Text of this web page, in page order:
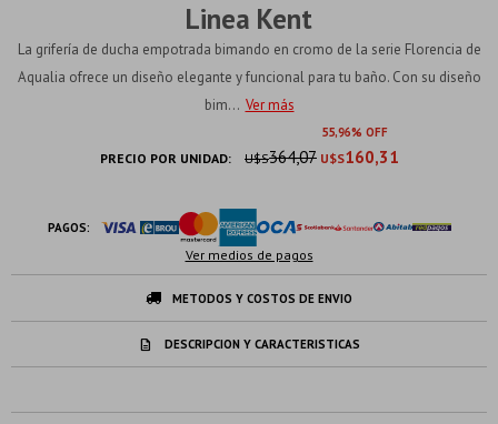
Linea Kent
La grifería de ducha empotrada bimando en cromo de la serie Florencia de
Aqualia ofrece un diseño elegante y funcional para tu baño. Con su diseño
bim... Ver más
55 96
PRECIO POR UNIDAD: U$S160,31
U$S364,07
PAGOS:
Ver medios de pagos
METODOS Y COSTOS DE ENVIO
DESCRIPCION Y CARACTERISTICAS